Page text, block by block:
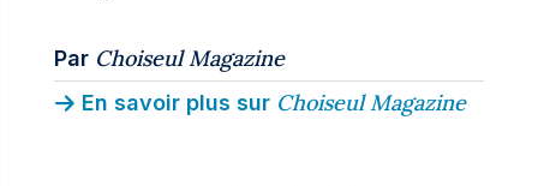
Par Choiseul Magazine
En savoir plus sur Choiseul Magazine